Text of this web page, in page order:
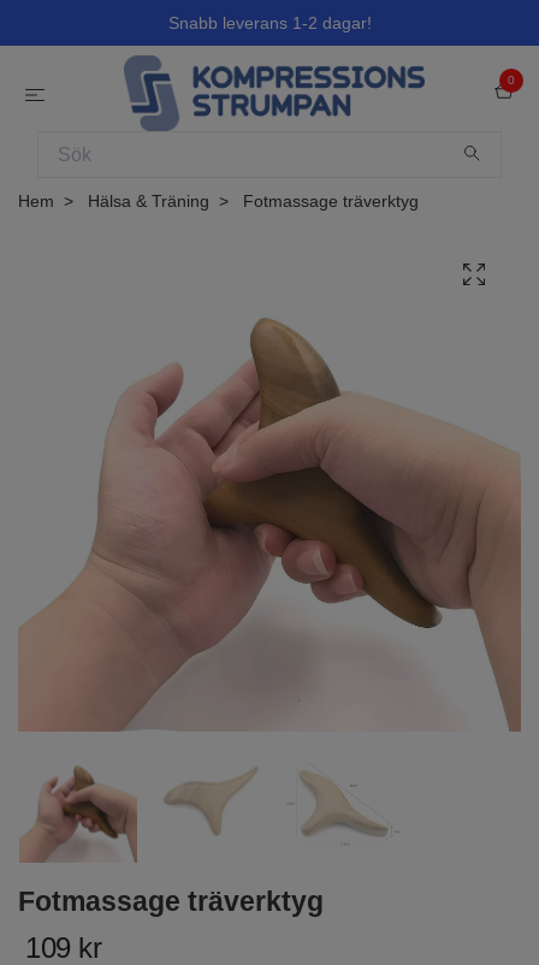
Snabb leverans 1-2 dagar!
0
Hem Hälsa & Träning Fotmassage träverktyg
Fotmassage träverktyg
109 kr